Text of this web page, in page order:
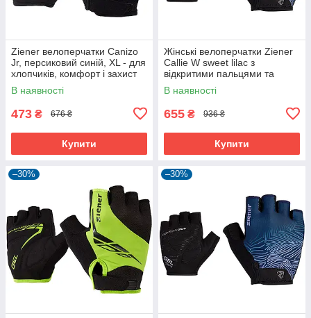
Ziener велоперчатки Canizo
Jr, персиковий синій, XL - для
хлопчиків, комфорт і захист
В наявності
473 ₴ 676 ₴
Купити
Жінські велоперчатки Ziener
Callie W sweet lilac з
відкритими пальцями та
дихаючою шкірою Amara
В наявності
655 ₴ 936 ₴
Купити
–30% –30%